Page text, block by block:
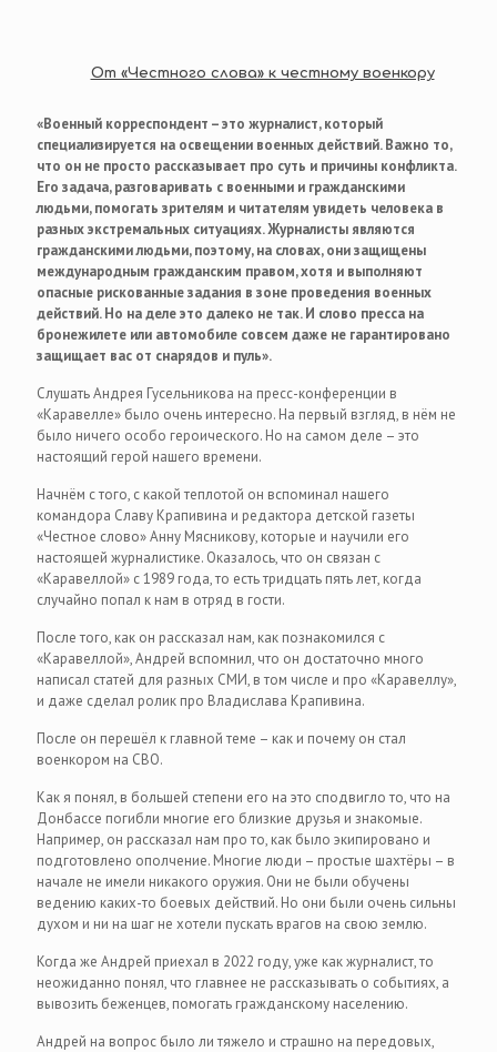
От «Честного слова» к честному военкору
«Военный корреспондент – это журналист, который
специализируется на освещении военных действий. Важно то,
что он не просто рассказывает про суть и причины конфликта.
Его задача, разговаривать с военными и гражданскими
людьми, помогать зрителям и читателям увидеть человека в
разных экстремальных ситуациях. Журналисты являются
гражданскими людьми, поэтому, на словах, они защищены
международным гражданским правом, хотя и выполняют
опасные рискованные задания в зоне проведения военных
действий. Но на деле это далеко не так. И слово пресса на
бронежилете или автомобиле совсем даже не гарантировано
защищает вас от снарядов и пуль».
Слушать Андрея Гусельникова на пресс-конференции в
«Каравелле» было очень интересно. На первый взгляд, в нём не
было ничего особо героического. Но на самом деле – это
настоящий герой нашего времени.
Начнём с того, с какой теплотой он вспоминал нашего
командора Славу Крапивина и редактора детской газеты
«Честное слово» Анну Мясникову, которые и научили его
настоящей журналистике. Оказалось, что он связан с
«Каравеллой» с 1989 года, то есть тридцать пять лет, когда
случайно попал к нам в отряд в гости.
После того, как он рассказал нам, как познакомился с
«Каравеллой», Андрей вспомнил, что он достаточно много
написал статей для разных СМИ, в том числе и про «Каравеллу»,
и даже сделал ролик про Владислава Крапивина.
После он перешёл к главной теме – как и почему он стал
военкором на СВО.
Как я понял, в большей степени его на это сподвигло то, что на
Донбассе погибли многие его близкие друзья и знакомые.
Например, он рассказал нам про то, как было экипировано и
подготовлено ополчение. Многие люди – простые шахтёры – в
начале не имели никакого оружия. Они не были обучены
ведению каких-то боевых действий. Но они были очень сильны
духом и ни на шаг не хотели пускать врагов на свою землю.
Когда же Андрей приехал в 2022 году, уже как журналист, то
неожиданно понял, что главнее не рассказывать о событиях, а
вывозить беженцев, помогать гражданскому населению.
Андрей на вопрос было ли тяжело и страшно на передовых,